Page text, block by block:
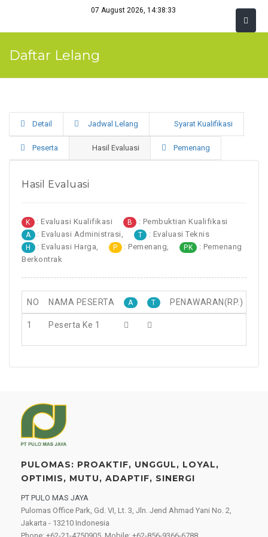
07 August 2026, 14:38:33
Daftar Lelang
Detail Jadwal Lelang Syarat Kualifikasi
Peserta Hasil Evaluasi Pemenang
Hasil Evaluasi
K : Evaluasi Kualifikasi B : Pembuktian Kualifikasi
A : Evaluasi Administrasi, T : Evaluasi Teknis
H : Evaluasi Harga, P : Pemenang, PK
: Pemenang
Berkontrak
NO NAMA PESERTA A T PENAWARAN(RP.)
1 Peserta Ke 1
PULOMAS: PROAKTIF, UNGGUL, LOYAL,
OPTIMIS, MUTU, ADAPTIF, SINERGI
PT PULO MAS JAYA
Pulomas Office Park, Gd. VI, Lt. 3, Jln. Jend Ahmad Yani No. 2,
Jakarta - 13210 Indonesia